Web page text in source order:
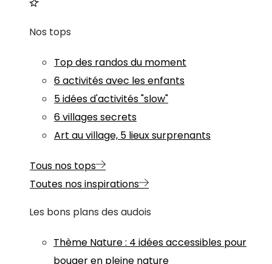
Nos tops
Top des randos du moment
6 activités avec les enfants
5 idées d'activités "slow"
6 villages secrets
Art au village, 5 lieux surprenants
Tous nos tops
Toutes nos inspirations
Les bons plans des audois
Thème Nature: 4 idées accessibles pour
bouger en pleine nature